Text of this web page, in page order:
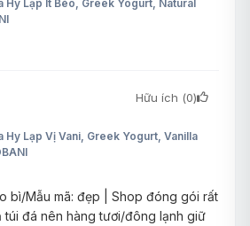
Hy Lạp Ít Béo, Greek Yogurt, Natural
Hữu ích (0)
Hy Lạp Vị Vani, Greek Yogurt, Vanilla
bì/Mẫu mã: đẹp | Shop đóng gói rất
túi đá nên hàng tươi/đông lạnh giữ